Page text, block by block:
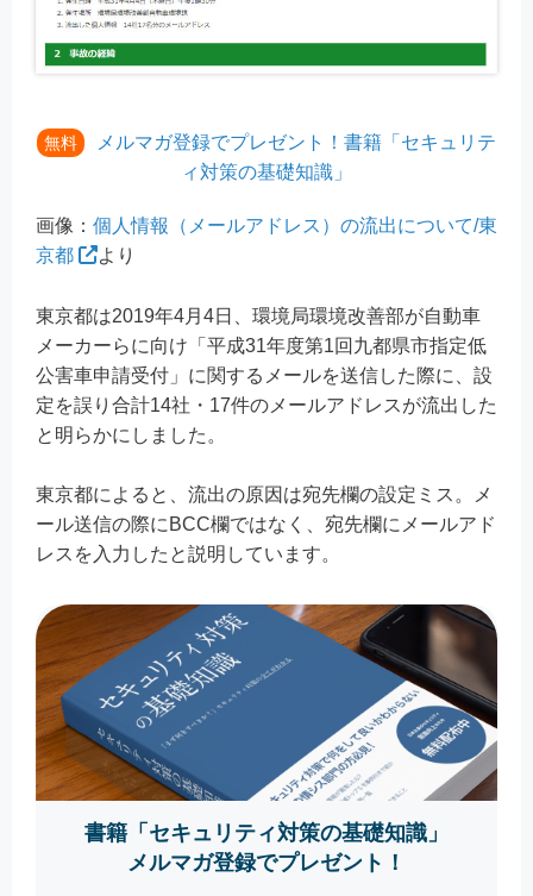
無料
メルマガ登録でプレゼント！書籍「セキュリテ
ィ対策の基礎知識」
画像： 個人情報（メールアドレス）の流出について/東
京都
より
東京都は2019年4月4日、環境局環境改善部が自動車
メーカーらに向け「平成31年度第1回九都県市指定低
公害車申請受付」に関するメールを送信した際に、設
定を誤り合計14社・17件のメールアドレスが流出した
と明らかにしました。
東京都によると、流出の原因は宛先欄の設定ミス。メ
ール送信の際にBCC欄ではなく、宛先欄にメールアド
レスを入力したと説明しています。
書籍「セキュリティ対策の基礎知識」
メルマガ登録でプレゼント！